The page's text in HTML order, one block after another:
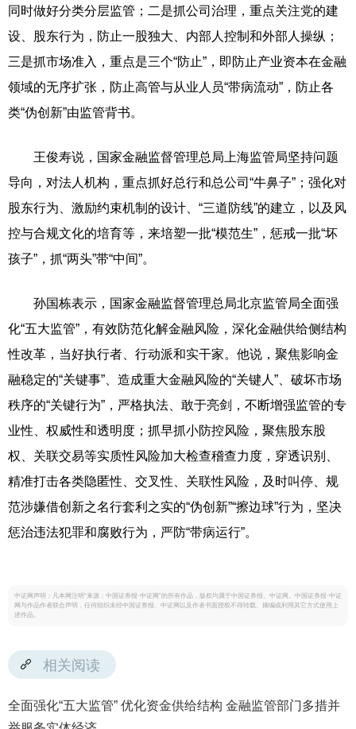
同时做好分类分层监管；二是抓公司治理，重点关注党的建
设、股东行为，防止一股独大、内部人控制和外部人操纵；
三是抓市场准入，重点是三个“防止”，即防止产业资本在金融
领域的无序扩张，防止高管与从业人员“带病流动”，防止各
类“伪创新”由监管背书。
王俊寿说，国家金融监督管理总局上海监管局坚持问题
导向，对法人机构，重点抓好总行和总公司“牛鼻子”；强化对
股东行为、激励约束机制的设计、“三道防线”的建立，以及风
控与合规文化的培育等，来培塑一批“模范生”，惩戒一批“坏
孩子”，抓“两头”带“中间”。
孙国栋表示，国家金融监督管理总局北京监管局全面强
化“五大监管”，有效防范化解金融风险，深化金融供给侧结构
性改革，当好执行者、行动派和实干家。他说，聚焦影响金
融稳定的“关键事”、造成重大金融风险的“关键人”、破坏市场
秩序的“关键行为”，严格执法、敢于亮剑，不断增强监管的专
业性、权威性和透明度；抓早抓小防控风险，聚焦股东股
权、关联交易等实质性风险加大检查稽查力度，穿透识别、
精准打击各类隐匿性、交叉性、关联性风险，及时叫停、规
范涉嫌借创新之名行套利之实的“伪创新”“擦边球”行为，坚决
惩治违法犯罪和腐败行为，严防“带病运行”。
中证网声明：凡本网注明“来源：中国证券报·中证网”的所有作品，版权均属于中国证券报、中证网。中国证券报·中证
网与作品作者联合声明，任何组织未经中国证券报、中证网以及作者书面授权不得转载、摘编或利用其它方式使用上
述作品。
相关阅读
全面强化“五大监管” 优化资金供给结构 金融监管部门多措并